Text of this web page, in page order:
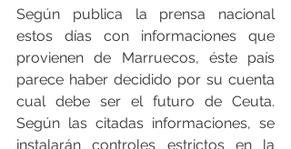
Según publica la prensa nacional
estos días con informaciones que
provienen de Marruecos, éste país
parece haber decidido por su cuenta
cual debe ser el futuro de Ceuta.
Según las citadas informaciones, se
instalarán controles estrictos en la